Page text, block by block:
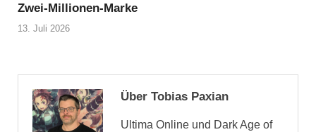
Zwei-Millionen-Marke
13. Juli 2026
Über Tobias Paxian
Ultima Online und Dark Age of